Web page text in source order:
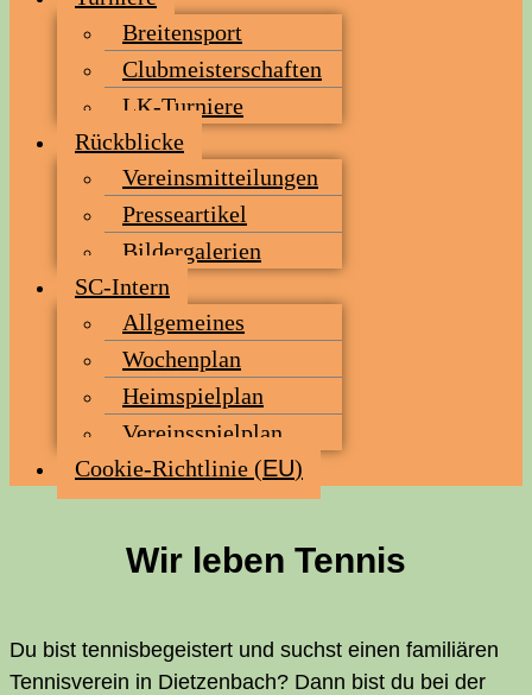
Brei­ten­sport
Club­meis­ter­schaf­ten
LK-Tur­nie­re
Rück­bli­cke
Ver­eins­mit­tei­lun­gen
Pres­se­ar­ti­kel
Bil­der­ga­le­rien
SC-Intern
All­ge­mei­nes
Wochen­plan
Heim­spiel­plan
Ver­eins­spiel­plan
Coo­kie-Rich­t­­li­­nie (EU)
Wir leben Tennis
Du bist ten­nis­be­geis­tert und suchst einen fami­liä­ren
Ten­nis­ver­ein in Diet­zen­bach? Dann bist du bei der